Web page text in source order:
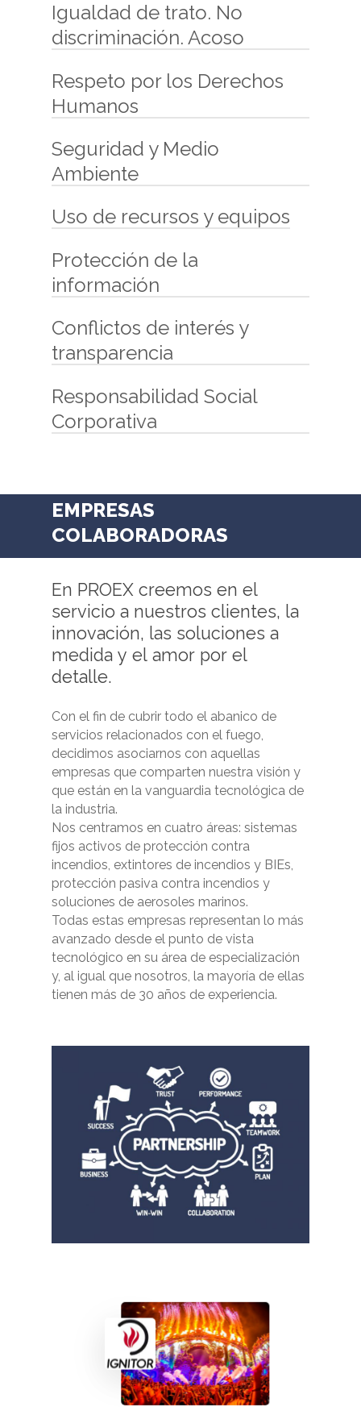
Igualdad de trato. No
discriminación. Acoso
Respeto por los Derechos
Humanos
Seguridad y Medio
Ambiente
Uso de recursos y equipos
Protección de la
información
Conflictos de interés y
transparencia
Responsabilidad Social
Corporativa
EMPRESAS
COLABORADORAS
En PROEX creemos en el
servicio a nuestros clientes, la
innovación, las soluciones a
medida y el amor por el
detalle.
Con el fin de cubrir todo el abanico de
servicios relacionados con el fuego,
decidimos asociarnos con aquellas
empresas que comparten nuestra visión y
que están en la vanguardia tecnológica de
la industria.
Nos centramos en cuatro áreas: sistemas
fijos activos de protección contra
incendios, extintores de incendios y BIEs,
protección pasiva contra incendios y
soluciones de aerosoles marinos.
Todas estas empresas representan lo más
avanzado desde el punto de vista
tecnológico en su área de especialización
y, al igual que nosotros, la mayoría de ellas
tienen más de 30 años de experiencia.